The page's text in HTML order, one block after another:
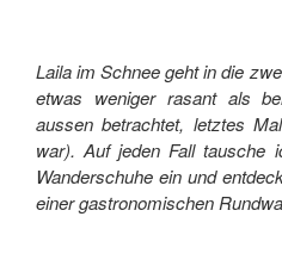
Laila im Schnee geht in die
etwas weniger rasant als
aussen betrachtet, letztes
war). Auf jeden Fall tausche
Wanderschuhe ein und
einer gastronomischen